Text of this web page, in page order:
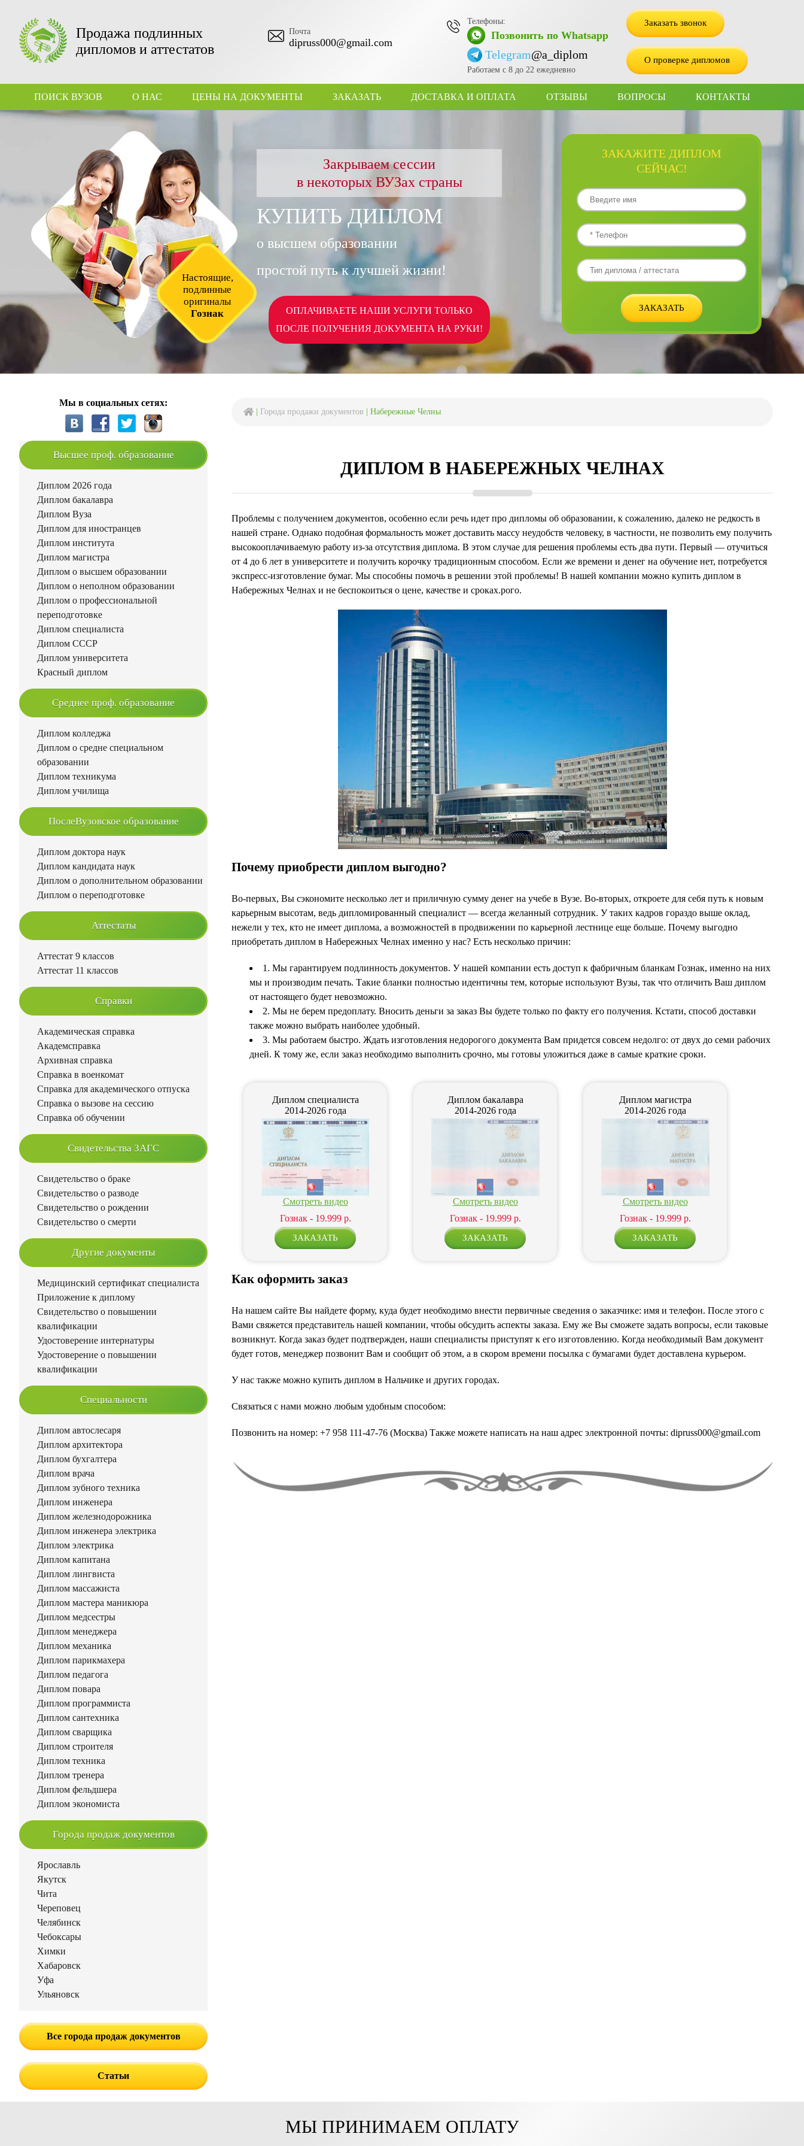
Продажа подлинных
дипломов и аттестатов
Почта
dipruss000@gmail.com
Телефоны:
Позвонить по Whatsapp
Telegram@a_diplom
Работаем с 8 до 22 ежедневно
Заказать звонок
О проверке дипломов
ПОИСК ВУЗОВ О НАС ЦЕНЫ НА ДОКУМЕНТЫ ЗАКАЗАТЬ ДОСТАВКА И ОПЛАТА ОТЗЫВЫ ВОПРОСЫ КОНТАКТЫ
Настоящие,
подлинные
оригиналы
Гознак
Закрываем сессии
в некоторых ВУЗах страны
КУПИТЬ ДИПЛОМ
о высшем образовании
простой путь к лучшей жизни!
ОПЛАЧИВАЕТЕ НАШИ УСЛУГИ ТОЛЬКО
ПОСЛЕ ПОЛУЧЕНИЯ ДОКУМЕНТА НА РУКИ!
ЗАКАЖИТЕ ДИПЛОМ
СЕЙЧАС!
Города продажи документов Набережные Челны
ДИПЛОМ В НАБЕРЕЖНЫХ ЧЕЛНАХ
Проблемы с получением документов, особенно если речь идет про дипломы об образовании, к сожалению, далеко не редкость в
нашей стране. Однако подобная формальность может доставить массу неудобств человеку, в частности, не позволить ему получить
высокооплачиваемую работу из-за отсутствия диплома. В этом случае для решения проблемы есть два пути. Первый — отучиться
от 4 до 6 лет в университете и получить корочку традиционным способом. Если же времени и денег на обучение нет, потребуется
экспресс-изготовление бумаг. Мы способны помочь в решении этой проблемы! В нашей компании можно купить диплом в
Набережных Челнах и не беспокоиться о цене, качестве и сроках.рого.
Почему приобрести диплом выгодно?
Во-первых, Вы сэкономите несколько лет и приличную сумму денег на учебе в Вузе. Во-вторых, откроете для себя путь к новым
карьерным высотам, ведь дипломированный специалист — всегда желанный сотрудник. У таких кадров гораздо выше оклад,
нежели у тех, кто не имеет диплома, а возможностей в продвижении по карьерной лестнице еще больше. Почему выгодно
приобретать диплом в Набережных Челнах именно у нас? Есть несколько причин:
1. Мы гарантируем подлинность документов. У нашей компании есть доступ к фабричным бланкам Гознак, именно на них
мы и производим печать. Такие бланки полностью идентичны тем, которые используют Вузы, так что отличить Ваш диплом
от настоящего будет невозможно.
2. Мы не берем предоплату. Вносить деньги за заказ Вы будете только по факту его получения. Кстати, способ доставки
также можно выбрать наиболее удобный.
3. Мы работаем быстро. Ждать изготовления недорогого документа Вам придется совсем недолго: от двух до семи рабочих
дней. К тому же, если заказ необходимо выполнить срочно, мы готовы уложиться даже в самые краткие сроки.
Диплом специалиста
2014-2026 года
Смотреть видео
Гознак - 19.999 р.
Диплом бакалавра
2014-2026 года
Смотреть видео
Гознак - 19.999 р.
Диплом магистра
2014-2026 года
Смотреть видео
Гознак - 19.999 р.
Как оформить заказ
На нашем сайте Вы найдете форму, куда будет необходимо внести первичные сведения о заказчике: имя и телефон. После этого с
Вами свяжется представитель нашей компании, чтобы обсудить аспекты заказа. Ему же Вы сможете задать вопросы, если таковые
возникнут. Когда заказ будет подтвержден, наши специалисты приступят к его изготовлению. Когда необходимый Вам документ
будет готов, менеджер позвонит Вам и сообщит об этом, а в скором времени посылка с бумагами будет доставлена курьером.
У нас также можно купить диплом в Нальчике и других городах.
Связаться с нами можно любым удобным способом:
Позвонить на номер: +7 958 111-47-76 (Москва) Также можете написать на наш адрес электронной почты: dipruss000@gmail.com
Мы в социальных сетях:
Высшее проф. образование
Диплом 2026 года
Диплом бакалавра
Диплом Вуза
Диплом для иностранцев
Диплом института
Диплом магистра
Диплом о высшем образовании
Диплом о неполном образовании
Диплом о профессиональной
переподготовке
Диплом специалиста
Диплом СССР
Диплом университета
Красный диплом
Среднее проф. образование
Диплом колледжа
Диплом о средне специальном
образовании
Диплом техникума
Диплом училища
ПослеВузовское образование
Диплом доктора наук
Диплом кандидата наук
Диплом о дополнительном образовании
Диплом о переподготовке
Аттестаты
Аттестат 9 классов
Аттестат 11 классов
Справки
Академическая справка
Академсправка
Архивная справка
Справка в военкомат
Справка для академического отпуска
Справка о вызове на сессию
Справка об обучении
Свидетельства ЗАГС
Свидетельство о браке
Свидетельство о разводе
Свидетельство о рождении
Свидетельство о смерти
Другие документы
Медицинский сертификат специалиста
Приложение к диплому
Свидетельство о повышении
квалификации
Удостоверение интернатуры
Удостоверение о повышении
квалификации
Специальности
Диплом автослесаря
Диплом архитектора
Диплом бухгалтера
Диплом врача
Диплом зубного техника
Диплом инженера
Диплом железнодорожника
Диплом инженера электрика
Диплом электрика
Диплом капитана
Диплом лингвиста
Диплом массажиста
Диплом мастера маникюра
Диплом медсестры
Диплом менеджера
Диплом механика
Диплом парикмахера
Диплом педагога
Диплом повара
Диплом программиста
Диплом сантехника
Диплом сварщика
Диплом строителя
Диплом техника
Диплом тренера
Диплом фельдшера
Диплом экономиста
Города продаж документов
Ярославль
Якутск
Чита
Череповец
Челябинск
Чебоксары
Химки
Хабаровск
Уфа
Ульяновск
Все города продаж документов
Статьи
МЫ ПРИНИМАЕМ ОПЛАТУ